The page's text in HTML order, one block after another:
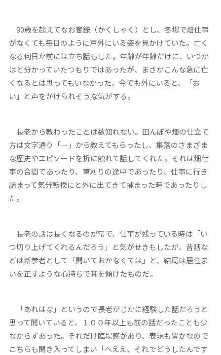
90歳を超えてなお矍鑠（かくしゃく）とし、冬場で畑仕事
がなくても毎日のように戸外にいる姿を見かけていた。亡く
なる何日か前には立ち話もした。年齢が年齢だけに、いつか
はと分かっていたつもりではあったが、まさかこんな急に亡
くなるとは思ってもいなかった。今でも外にいると、「お
い」と声をかけられそうな気がする。
長老から教わったことは数知れない。田んぼや畑の仕立て
方は文字通り「一」から教えてもらったし、集落のさまざま
な歴史やエピソードを折に触れて話してくれた。それは畑仕
事の合間であったり、草刈りの途中であったり、仕事に行き
詰まって気分転換にと外に出てきて捕まった時であったりし
た。
長老の話は長くなるのが常で、仕事が残っている時は「い
つ切り上げてくれるんだろう」と気がせきもしたが、昔話な
どは新参者として「聞いておかなくては」と、結局は居住ま
いを正すような心持ちで耳を傾けたものだ。
「あれはな」というので長老がじかに経験した話だろうと
思って聞いていると、１００年以上も前の話だったことも少
なからずあった。それだけ臨場感があり、表現も豊かなので
こちらも聞き入ってしまい「へええ、それでどうしたんです